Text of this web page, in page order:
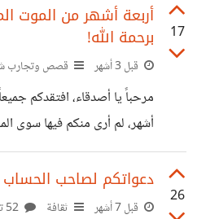
فترة طويلة ؟ بالطبع يتضرر
حدث في حياتي، أنا هنا لست
حتى فسدت أغلب اشيائي
صراحي، ولا أراني قادر
17
أربعة أشهر من الموت
برحمة الله!
قبل 3 أشهر قصص وتجارب
مرحباً يا أصدقاء، افتقدكم
أشهر، لم أرى منكم فيها سوى
على أنكم جميعاً خير إخوة
بداية للقول سوى أن أشارك
26
دعواتكم لصاحب الحساب
قبل 7 أشهر ثقافة